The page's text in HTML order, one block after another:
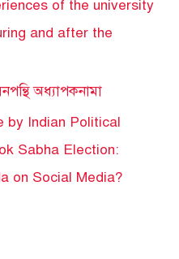
of the university
and after the
অধ্যাপকনামা
by Indian Political
Sabha Election:
on Social Media?